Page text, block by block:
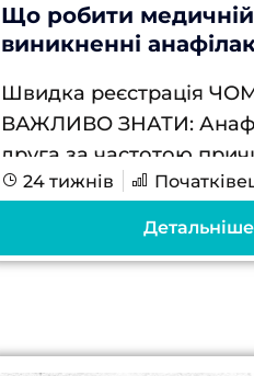
Що робити медичній
виникненні
Швидка реєстрація
ВАЖЛИВО ЗНАТИ:
друга за частотою
алергічних реакцій в
цьому 90% випадків
24 тижнів
Детальніше